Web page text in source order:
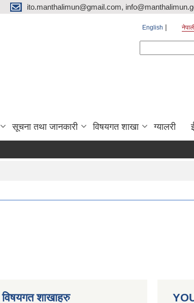
ito.manthalimun@gmail.com,
English
सूचना तथा जानकारी विषयगत शाखा ग्यालरी
विषयगत शाखाहरु